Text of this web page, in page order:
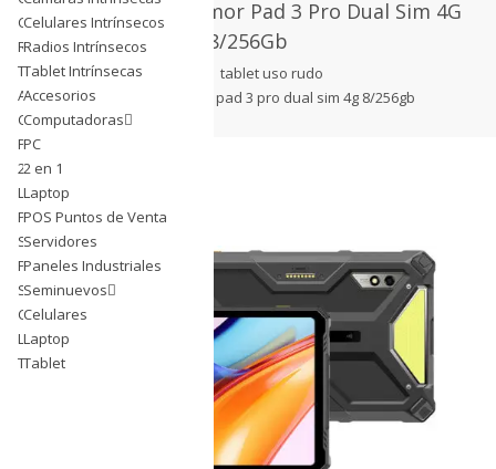
Celulares Intrínsecos
Radios Intrínsecos
Tablet Intrínsecas
Accesorios
Computadoras
PC
2 en 1
Laptop
POS Puntos de Venta
Servidores
Paneles Industriales
Seminuevos
Celulares
Laptop
Tablet
Celulares Intrínsecos
Radios Intrínsecos
Tablet Intrínsecas
Accesorios
Computadoras
PC
2 en 1
Laptop
POS Puntos de Venta
Servidores
Paneles Industriales
Seminuevos
Celulares
Laptop
Tablet
Tablet Ulefone Armor Pad 3 Pro Dual Sim 4G
8/256Gb
tablet uso rudo
tablet ulefone armor pad 3 pro dual sim 4g 8/256gb